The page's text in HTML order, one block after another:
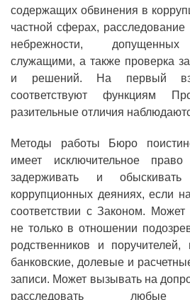
содержащих обвинения в
частной сферах, расследование
небрежности, допущенных
служащими, а также проверка
и решений. На первый
соответствуют функциям
разительные отличия
Методы работы Бюро
имеет исключительное
задерживать и
коррупционных деяниях, если
соответствии с Законом. Может
не только в отношении
родственников и
банковские, долевые и
записи. Может вызывать на
расследовать любые